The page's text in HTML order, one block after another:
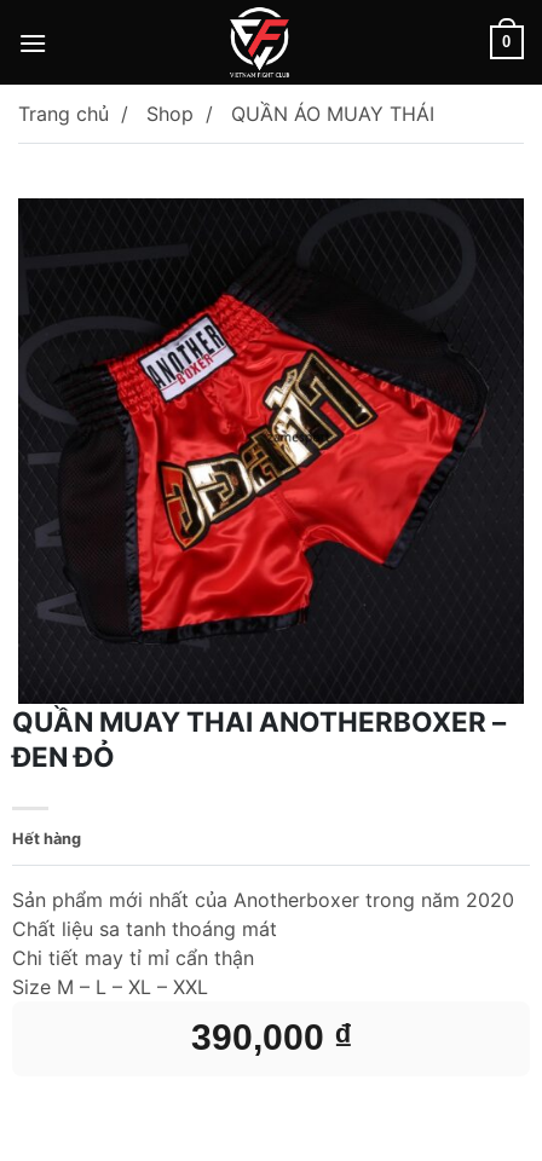
0
Trang chủ Shop QUẦN ÁO MUAY THÁI
QUẦN MUAY THAI ANOTHERBOXER –
ĐEN ĐỎ
390,000 ₫
Sản phẩm mới nhất của Anotherboxer trong năm 2020
Chất liệu sa tanh thoáng mát
Chi tiết may tỉ mỉ cẩn thận
Size M – L – XL – XXL
Hết hàng